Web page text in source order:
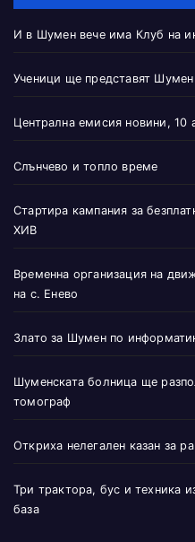
И в Шумен вече има Клуб на
Ученици ще представят Шумен
Централна емисия новини, 10
Слънчево и топло време
Стартира кампания за
ХИВ
Временна организация на
на с. Енево
Злато за Шумен по
Шуменската болница ще
томограф
Откриха нелегален казан за
Три трактора, бус и техника
база